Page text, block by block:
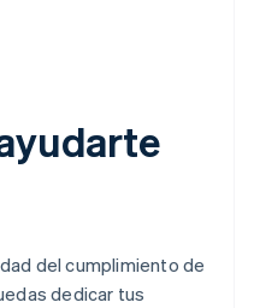
del cumplimiento de
dedicar tus